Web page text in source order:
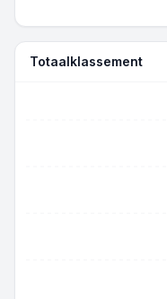
Totaalklassement